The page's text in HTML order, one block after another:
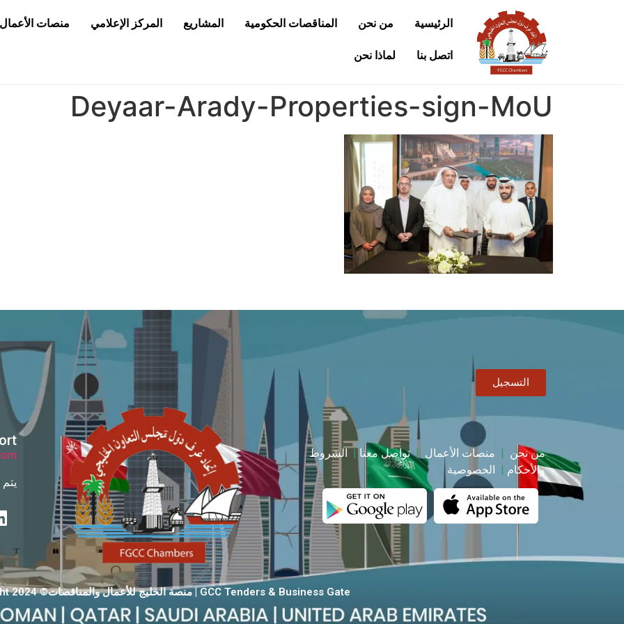
الرئيسية من نحن المناقصات الحكومية المشاريع المركز الإعلامي منصات الأعمال
اتصل بنا لماذا نحن
Deyaar-Arady-Properties-sign-MoU
التسجيل
من نحن | منصات الأعمال |تواصل معنا |الشروط
والأحكام | الخصوصية
يتم
GCC Tenders & Business Gate | منصة الخليج للأعمال والمناقصات© Copyright 2024